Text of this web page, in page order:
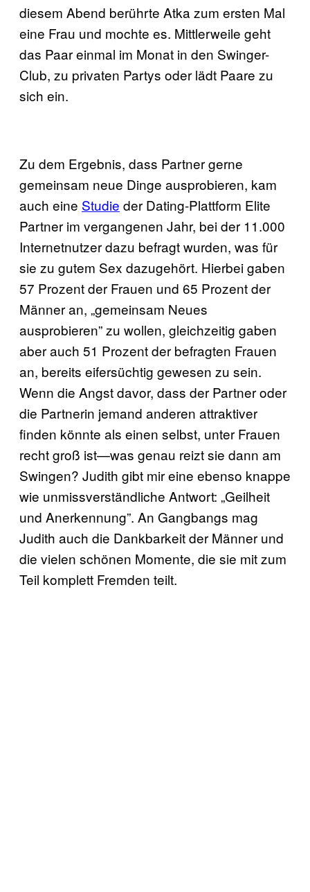
diesem Abend berührte Atka zum ersten Mal
eine Frau und mochte es. Mittlerweile geht
das Paar einmal im Monat in den Swinger-
Club, zu privaten Partys oder lädt Paare zu
sich ein.
Zu dem Ergebnis, dass Partner gerne
gemeinsam neue Dinge ausprobieren, kam
auch eine Studie der Dating-Plattform Elite
Partner im vergangenen Jahr, bei der 11.000
Internetnutzer dazu befragt wurden, was für
sie zu gutem Sex dazugehört. Hierbei gaben
57 Prozent der Frauen und 65 Prozent der
Männer an, „gemeinsam Neues
ausprobieren” zu wollen, gleichzeitig gaben
aber auch 51 Prozent der befragten Frauen
an, bereits eifersüchtig gewesen zu sein.
Wenn die Angst davor, dass der Partner oder
die Partnerin jemand anderen attraktiver
finden könnte als einen selbst, unter Frauen
recht groß ist—was genau reizt sie dann am
Swingen? Judith gibt mir eine ebenso knappe
wie unmissverständliche Antwort: „Geilheit
und Anerkennung”. An Gangbangs mag
Judith auch die Dankbarkeit der Männer und
die vielen schönen Momente, die sie mit zum
Teil komplett Fremden teilt.